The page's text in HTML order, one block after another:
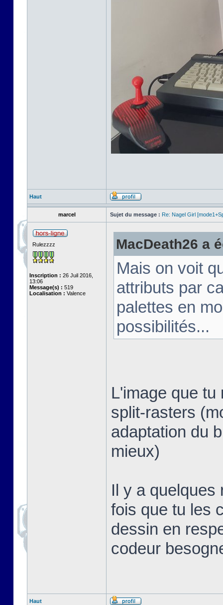
Haut
marcel Sujet du message : Re: Nagel Girl
Rulezzzz
Inscription : 26 Juil 2016,
13:06
Message(s) : 519
Localisation : Valence
MacDeath26 a
Mais on voit
attributs par
palettes en
possibilités...
L'image que
split-rasters
adaptation du
mieux)
Il y a quelques
fois que tu les
dessin en
codeur
Haut